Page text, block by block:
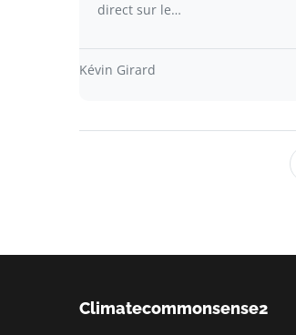
direct sur le…
Kévin Girard
Climatecommonsense2